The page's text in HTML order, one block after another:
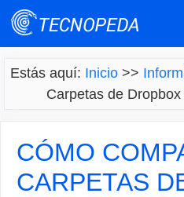
Saltar
Estás aquí: Inicio >>
Carpetas de
CÓMO
CARPETAS